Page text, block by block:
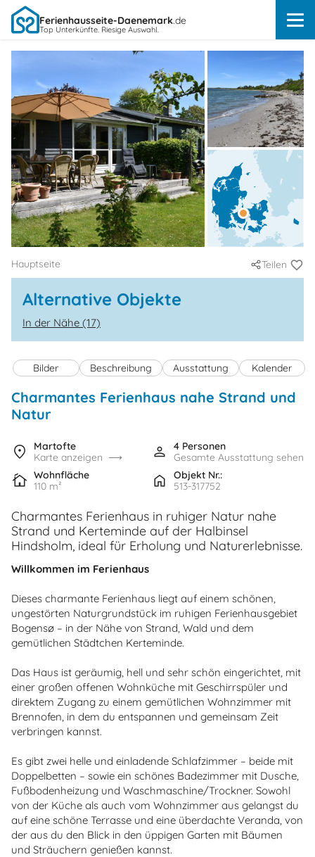
Ferienhausseite-Daenemark.de
Top Unterkünfte. Riesige Auswahl.
Hauptseite Teilen
Alternative Objekte
In der Nähe (17)
Bilder Beschreibung Ausstattung Kalender
Charmantes Ferienhaus nahe Strand und
Natur
Martofte
Karte anzeigen
4 Personen
Gesamte Ausstattung sehen
Wohnfläche
110 m²
Objekt Nr.:
513-317752
Charmantes Ferienhaus in ruhiger Natur nahe
Strand und Kerteminde auf der Halbinsel
Hindsholm, ideal für Erholung und Naturerlebnisse.
Willkommen im Ferienhaus
Dieses charmante Ferienhaus liegt auf einem schönen,
ungestörten Naturgrundstück im ruhigen Ferienhausgebiet
Bogensø – in der Nähe von Strand, Wald und dem
gemütlichen Städtchen Kerteminde.
Das Haus ist geräumig, hell und sehr schön eingerichtet, mit
einer großen offenen Wohnküche mit Geschirrspüler und
direktem Zugang zu einem gemütlichen Wohnzimmer mit
Brennofen, in dem du entspannen und gemeinsam Zeit
verbringen kannst.
Es gibt zwei helle und einladende Schlafzimmer – beide mit
Doppelbetten – sowie ein schönes Badezimmer mit Dusche,
Fußbodenheizung und Waschmaschine/Trockner. Sowohl
von der Küche als auch vom Wohnzimmer aus gelangst du
auf eine schöne Terrasse und eine überdachte Veranda, von
der aus du den Blick in den üppigen Garten mit Bäumen
und Sträuchern genießen kannst.